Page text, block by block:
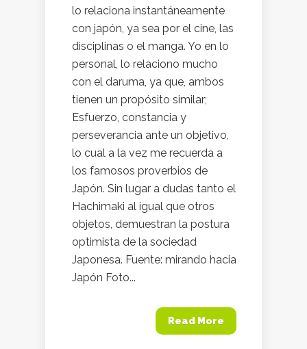
lo relaciona instantáneamente
con japón, ya sea por el cine, las
disciplinas o el manga. Yo en lo
personal, lo relaciono mucho
con el daruma, ya que, ambos
tienen un propósito similar;
Esfuerzo, constancia y
perseverancia ante un objetivo,
lo cual a la vez me recuerda a
los famosos proverbios de
Japón. Sin lugar a dudas tanto el
Hachimaki al igual que otros
objetos, demuestran la postura
optimista de la sociedad
Japonesa. Fuente: mirando hacia
Japón Foto...
Read More